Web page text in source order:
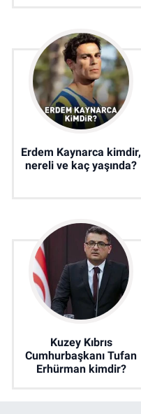
Erdem Kaynarca kimdir,
nereli ve kaç yaşında?
Kuzey Kıbrıs
Cumhurbaşkanı Tufan
Erhürman kimdir?